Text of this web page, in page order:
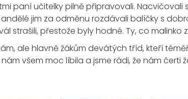
paní učitelky pilně připravovali.
jim za odměnu rozdávali balíčky s
strašili, přestože byly hodné. Ty, co malinko
ale hlavně žákům devátých tříd, kteří
nám všem moc líbila a jsme rádi, že nám čerti